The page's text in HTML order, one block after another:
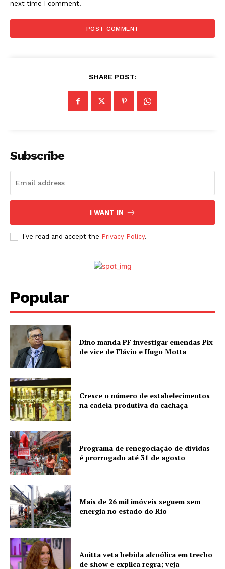
next time I comment.
SHARE POST:
Subscribe
I WANT IN
I've read and accept the Privacy Policy.
Popular
Dino manda PF investigar emendas Pix
de vice de Flávio e Hugo Motta
Cresce o número de estabelecimentos
na cadeia produtiva da cachaça
Programa de renegociação de dívidas
é prorrogado até 31 de agosto
Mais de 26 mil imóveis seguem sem
energia no estado do Rio
Anitta veta bebida alcoólica em trecho
de show e explica regra; veja